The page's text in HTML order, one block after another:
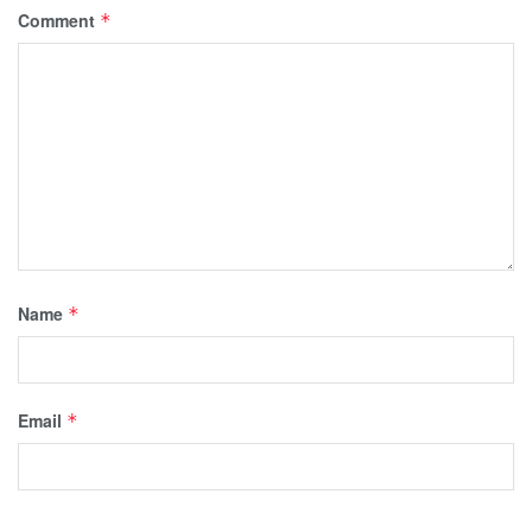
Comment *
Name *
Email *